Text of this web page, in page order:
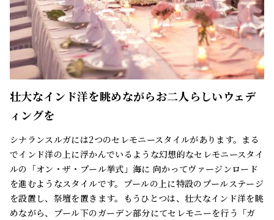
壮大なインド洋を眺めながらお二人らしいウェデ
ィングを
シナランスルガには2つのセレモニースタイルがあります。まる
でインド洋の上に浮かんでいるような幻想的なセレモニースタイ
ルの「オン・ザ・プール挙式」海に 向かってヴァージンロード
を進むようなスタイルです。プールの上に特設のプールステージ
を設置し、祭壇を置きます。もうひとつは、壮大なインド洋を眺
めながら、プール下のガーデン部分にてセレモニーを行う「ガ